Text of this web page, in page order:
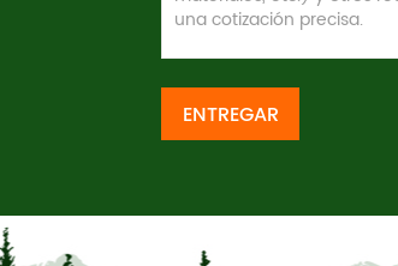
ENTREGAR